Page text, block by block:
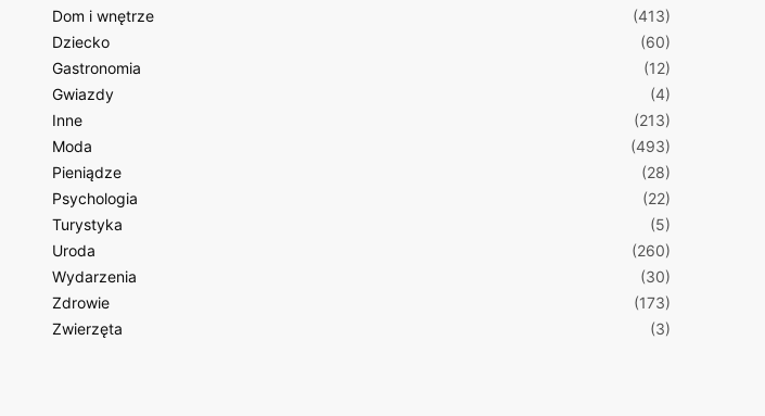
Dom i wnętrze
(413)
Dziecko
(60)
Gastronomia
(12)
Gwiazdy
(4)
Inne
(213)
Moda
(493)
Pieniądze
(28)
Psychologia
(22)
Turystyka
(5)
Uroda
(260)
Wydarzenia
(30)
Zdrowie
(173)
Zwierzęta
(3)